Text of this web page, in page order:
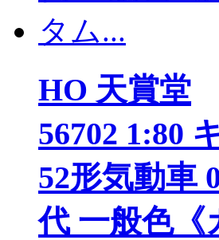
HO 天賞堂
56702 1:80
52形気動車
代 一般色《